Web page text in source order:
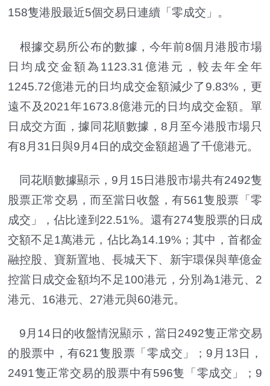
158隻港股最近5個交易日連續「零成交」。
根據交易所公布的數據，今年前8個月港股市場
日均成交金額為1123.31億港元，較去年全年
1245.72億港元的日均成交金額減少了9.83%，更
遠不及2021年1673.8億港元的日均成交金額。單
日成交方面，據同花順數據，8月至今港股市場只
有8月31日與9月4日的成交金額超過了千億港元。
同花順數據顯示，9月15日港股市場共有2492隻
股票正常交易，而至當日收盤，有561隻股票「零
成交」，佔比達到22.51%。還有274隻股票的日成
交額不足1萬港元，佔比為14.19%；其中，首都金
融控股、寶新置地、長城天下、新宇環保與華億金
控當日成交金額均不足100港元，分別為1港元、2
港元、16港元、27港元與60港元。
9月14日的收盤情況顯示，當日2492隻正常交易
的股票中，有621隻股票「零成交」；9月13日，
2491隻正常交易的股票中有596隻「零成交」；9